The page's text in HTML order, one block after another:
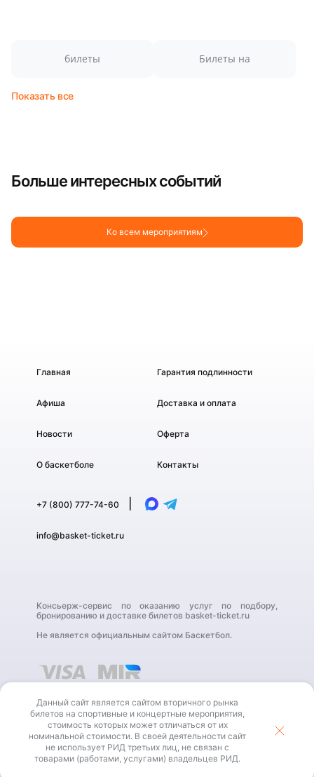
билеты Билеты на
Показать все
Больше интересных событий
Ко всем мероприятиям
Главная
Афиша
Новости
О баскетболе
Гарантия подлинности
Доставка и оплата
Оферта
Контакты
+7 (800) 777-74-60
info@basket-ticket.ru
Консьерж-сервис по оказанию услуг по подбору,
бронированию и доставке билетов basket-ticket.ru
Не является официальным сайтом Баскетбол.
В своей деятельности сайт не использует РИД третьих
лиц, не связан с товарами (работами, услугами)
владельцев РИД.
Данный сайт является сайтом вторичного рынка
билетов на спортивные и концертные мероприятия,
стоимость которых может отличаться от их
номинальной стоимости. В своей деятельности сайт
не использует РИД третьих лиц, не связан с
товарами (работами, услугами) владельцев РИД.